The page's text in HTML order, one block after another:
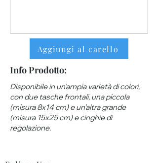
Aggiungi al carello
Info Prodotto:
Disponibile in un'ampia varietà di colori,
con due tasche frontali, una piccola
(misura 8x14 cm) e un'altra grande
(misura 15x25 cm) e cinghie di
regolazione.